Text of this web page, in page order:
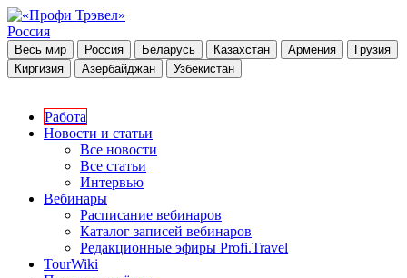
Россия
Весь мир Россия Беларусь Казахстан Армения
Грузия
Киргизия
Азербайджан Узбекистан
Работа
Новости и статьи
Все новости
Все статьи
Интервью
Вебинары
Расписание вебинаров
Каталог записей вебинаров
Редакционные эфиры Profi.Travel
TourWiki